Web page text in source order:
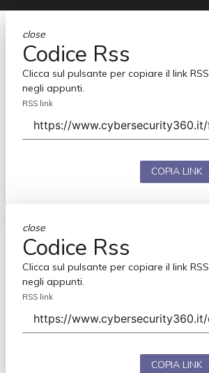
close
Codice Rss
Clicca sul pulsante per copiare il link RSS
negli appunti.
RSS link
COPIA LINK
close
Codice Rss
Clicca sul pulsante per copiare il link RSS
negli appunti.
RSS link
COPIA LINK